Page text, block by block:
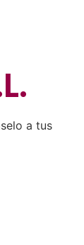
a tus